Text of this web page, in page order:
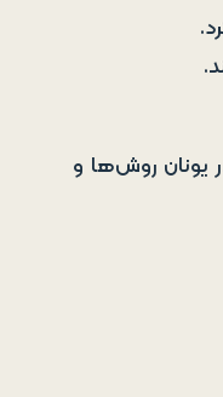
یونان روش‌ها و